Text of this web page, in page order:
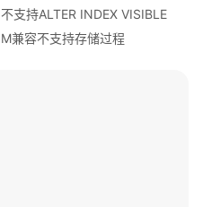
支持ALTER INDEX VISIBLE
兼容不支持存储过程